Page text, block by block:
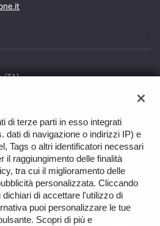
(TA)
TORNA IN CIMA
Perrone Srl - P.IVA 02735640738 -
di terze parti in esso integrati
dati di navigazione o indirizzi IP) e
Tags o altri identificatori necessari
il raggiungimento delle finalità
tra cui il miglioramento delle
personalizzata. Cliccando
di accettare l'utilizzo di
puoi personalizzare le tue
Scopri di più e